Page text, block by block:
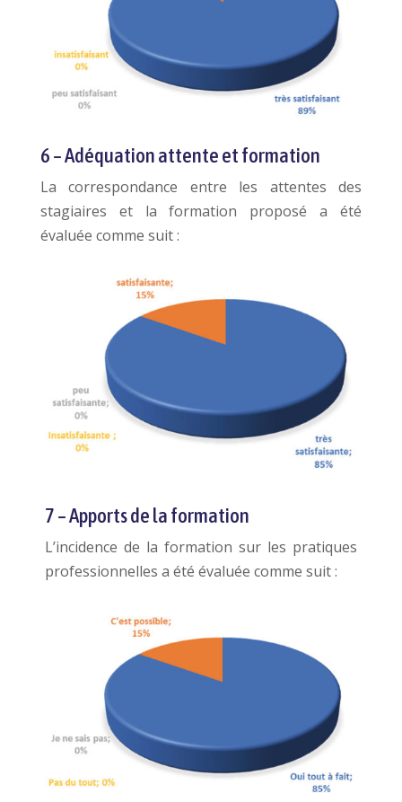
6 – Adéquation attente et formation
La correspondance entre les attentes des
stagiaires et la formation proposé a été
évaluée comme suit :
7 – Apports de la formation
L’incidence de la formation sur les pratiques
professionnelles a été évaluée comme suit :